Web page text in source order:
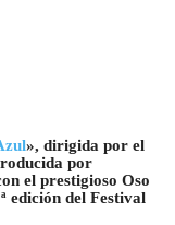
», dirigida por el
por
el prestigioso Oso
edición del Festival